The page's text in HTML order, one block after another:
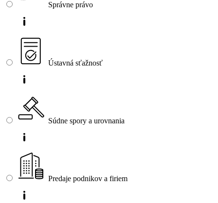
Správne právo
Ústavná sťažnosť
Súdne spory a urovnania
Predaje podnikov a firiem